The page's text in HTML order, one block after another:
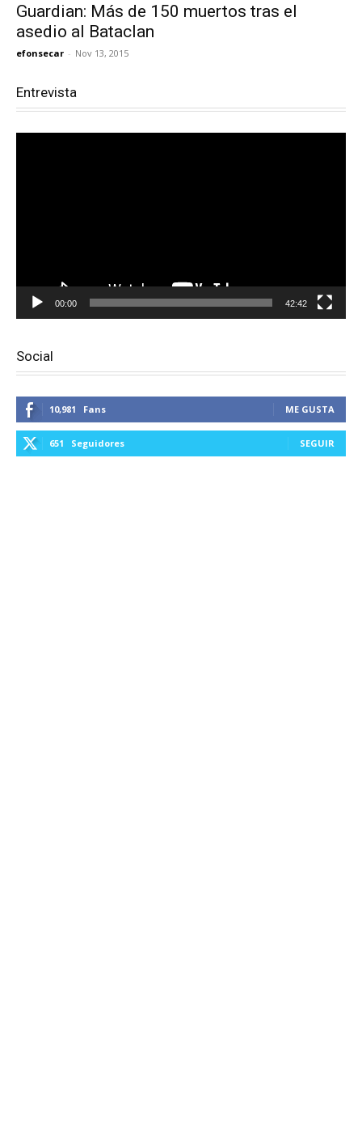
Guardian: Más de 150 muertos tras el
asedio al Bataclan
efonsecar - Nov 13, 2015
Entrevista
00:00 42:42
Social
10,981 Fans ME GUSTA
651 Seguidores SEGUIR